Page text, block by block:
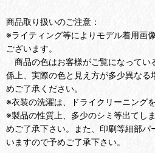
商品取り扱いのご注意：
※ライティング等によりモデル着用画
ございます。
商品の色はお客様がご覧になってい
係上、実際の色と見え方が多少異なる
めご了承ください。
※衣装の洗濯は、ドライクリーニング
※製品の性質上、多少のシミ等出てし
めご了承下さい。また、印刷等細部パ
いますので予めご了承下さい。